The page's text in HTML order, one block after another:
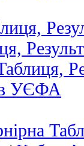
УЄФА